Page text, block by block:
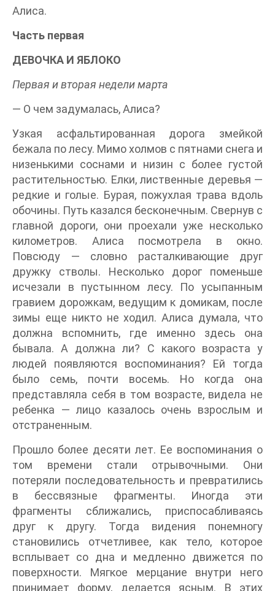
Алиса.
Часть первая
ДЕВОЧКА И ЯБЛОКО
Первая и вторая недели марта
— О чем задумалась, Алиса?
Узкая асфальтированная дорога змейкой
бежала по лесу. Мимо холмов с пятнами снега и
низенькими соснами и низин с более густой
растительностью. Елки, лиственные деревья —
редкие и голые. Бурая, пожухлая трава вдоль
обочины. Путь казался бесконечным. Свернув с
главной дороги, они проехали уже несколько
километров. Алиса посмотрела в окно.
Повсюду — словно расталкивающие друг
дружку стволы. Несколько дорог поменьше
исчезали в пустынном лесу. По усыпанным
гравием дорожкам, ведущим к домикам, после
зимы еще никто не ходил. Алиса думала, что
должна вспомнить, где именно здесь она
бывала. А должна ли? С какого возраста у
людей появляются воспоминания? Ей тогда
было семь, почти восемь. Но когда она
представляла себя в том возрасте, видела не
ребенка — лицо казалось очень взрослым и
отстраненным.
Прошло более десяти лет. Ее воспоминания о
том времени стали отрывочными. Они
потеряли последовательность и превратились
в бессвязные фрагменты. Иногда эти
фрагменты сближались, приспосабливаясь
друг к другу. Тогда видения понемногу
становились отчетливее, как тело, которое
всплывает со дна и медленно движется по
поверхности. Мягкое мерцание внутри него
принимает форму, делается ясным. В этих